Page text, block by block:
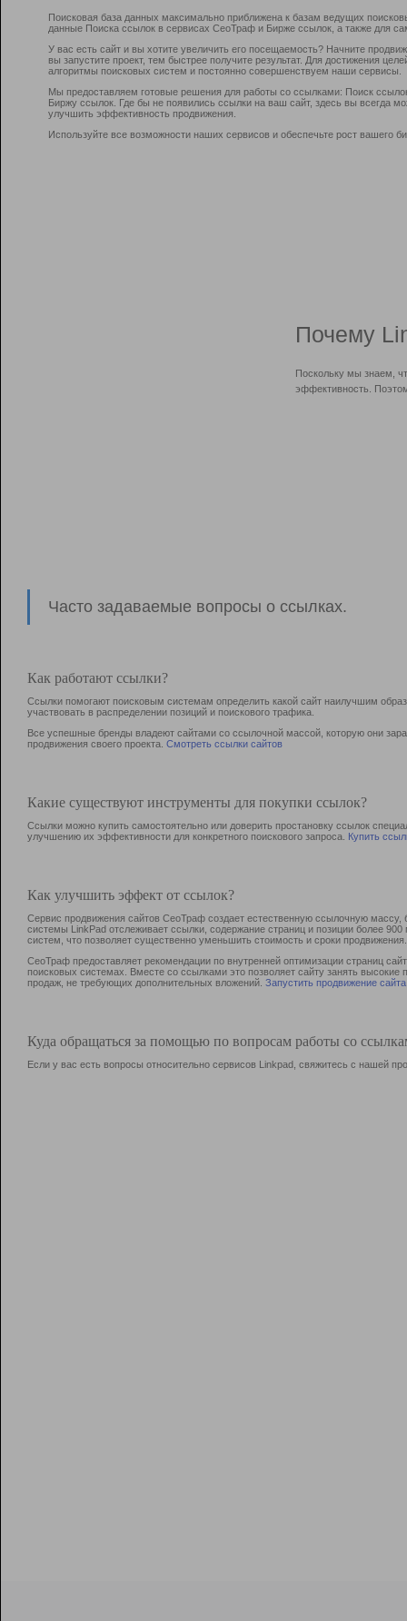
Поисковая база данных максимально приближена к базам ведущих
данные Поиска ссылок в сервисах СеоТраф и Бирже ссылок, а также для
У вас есть сайт и вы хотите увеличить его посещаемость? Начните
вы запустите проект, тем быстрее получите результат. Для достижения
алгоритмы поисковых систем и постоянно совершенствуем наши сервисы.
Мы предоставляем готовые решения для работы со ссылками: Поиск
Биржу ссылок. Где бы не появились ссылки на ваш сайт, здесь вы всегда
улучшить эффективность продвижения.
Используйте все возможности наших сервисов и обеспечьте рост вашего
Почему
Поскольку мы знаем,
эффективность.
Часто задаваемые вопросы о ссылках.
Как работают ссылки?
Ссылки помогают поисковым системам определить какой сайт наилучшим
участвовать в раcпределении позиций и поискового трафика.
Все успешные бренды владеют сайтами со ссылочной массой, которую они
продвижения своего проекта. Смотреть ссылки сайтов
Какие существуют инструменты для покупки ссылок?
Ссылки можно купить самостоятельно или доверить простановку ссылок
улучшению их эффективности для конкретного поискового запроса. Купить
Как улучшить эффект от ссылок?
Сервис продвижения сайтов СеоТраф создает естественную ссылочную
системы LinkPad отслеживает ссылки, содержание страниц и позиции более
систем, что позволяет существенно уменьшить стоимость и сроки продвижения.
СеоТраф предоставляет рекомендации по внутренней оптимизации страниц
поисковых системах. Вместе со ссылками это позволяет сайту занять
продаж, не требующих дополнительных вложений. Запустить продвижение сайта
Куда обращаться за помощью по вопросам работы со
Если у вас есть вопросы относительно сервисов Linkpad, свяжитесь с нашей